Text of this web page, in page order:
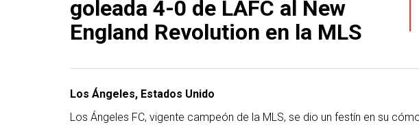
goleada 4-0 de LAFC al New
England Revolution en la MLS
Los Ángeles, Estados Unido
Los Ángeles FC, vigente campeón de la MLS, se dio un festín en su